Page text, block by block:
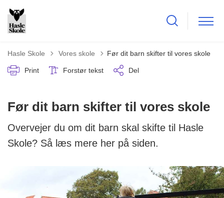
Hasle Skole Tilbage til
Vores skole Før dit barn skifter til vores skole
Print Forstør tekst Del
Før dit barn skifter til vores skole
Overvejer du om dit barn skal skifte til Hasle
Skole? Så læs mere her på siden.